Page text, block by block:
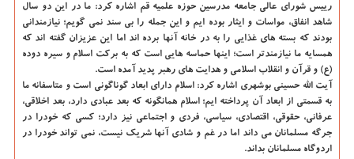
رییس شورای عالی جامعه مدرسین حوزه علمیه قم اشاره کرد: ما در این دو سال
شاهد انفاق، مواسات و ایثار بوده ایم و این جمله را بی سند نمی گویم؛ نیازمندانی
بودند که بسته های غذایی را به در خانه آنها برده اند اما این عزیزان گفته اند که
همسایه ما نیازمندتر است؛ اینها حماسه هایی است که به برکت اسلام و سیره دوده
(ع) و قرآن و انقلاب اسلامی و هدایت های رهبر پدید آمده است.
آیت الله حسینی بوشهری اشاره کرد: اسلام دارای ابعاد گوناگونی است و متاسفانه ما
به قسمتی از ابعاد آن پرداخته ایم؛ اسلام همانگونه که بعد عبادی دارد، بعد اخلاقی،
عرفانی، حقوقی، اقتصادی، سیاسی، فردی و اجتماعی نیز دارد؛ کسی که خودرا در
جرگه مسلمانان می داند اما در غم و شادی آنها شریک نیست، نمی تواند خودرا در
اردوگاه مسلمانان بداند.